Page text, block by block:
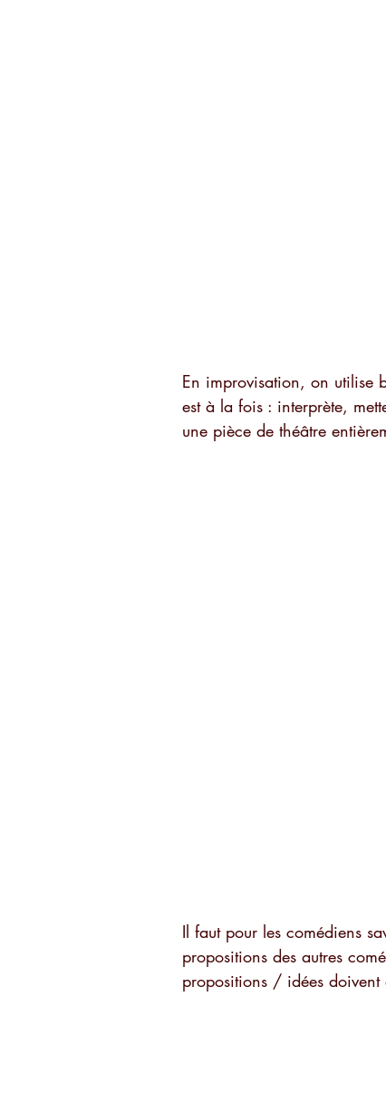
En improvisation, on utilise
est à la fois : interprète,
une pièce de théâtre
Il faut pour les comédiens
propositions des autres
propositions / idées doivent